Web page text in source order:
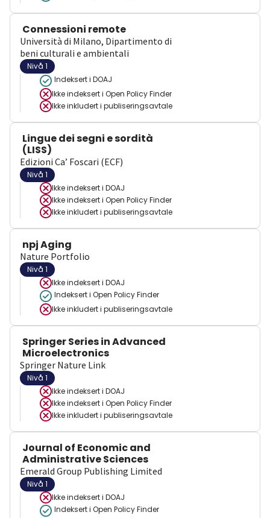
Connessioni remote
Università di Milano, Dipartimento di
beni culturali e ambientali
Nivå 1
Indeksert i DOAJ
Ikke indeksert i Open Policy Finder
Ikke inkludert i publiseringsavtale
Lingue dei segni e sordità
(LISS)
Edizioni Ca’ Foscari (ECF)
Nivå 1
Ikke indeksert i DOAJ
Ikke indeksert i Open Policy Finder
Ikke inkludert i publiseringsavtale
npj Aging
Nature Portfolio
Nivå 1
Ikke indeksert i DOAJ
Indeksert i Open Policy Finder
Ikke inkludert i publiseringsavtale
Springer Series in Advanced
Microelectronics
Springer Nature Link
Nivå 1
Ikke indeksert i DOAJ
Ikke indeksert i Open Policy Finder
Ikke inkludert i publiseringsavtale
Journal of Economic and
Administrative Sciences
Emerald Group Publishing Limited
Nivå 1
Ikke indeksert i DOAJ
Indeksert i Open Policy Finder